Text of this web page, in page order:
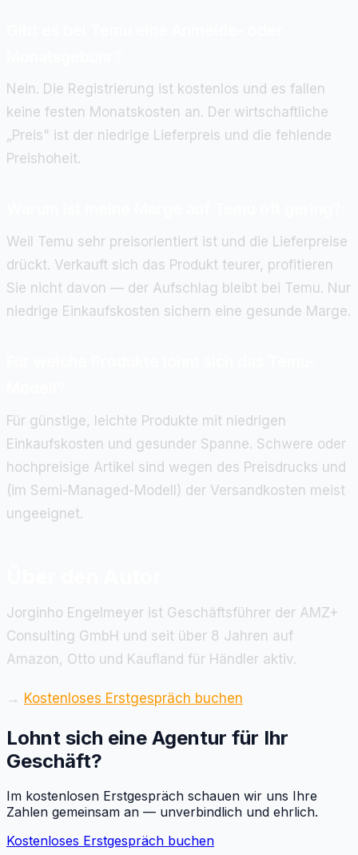
Nein. Die Registrierung ist kostenlos und es fallen
keine festen Monatskosten an. Der wirtschaftliche
„Preis" ist der niedrige Lieferpreis und die fehlende
Preishoheit.
Weil Temu sehr preisorientiert ist und die Lieferpreise
drückt. Verkauft sich das Produkt teurer, profitieren
Sie nicht davon — der Aufschlag bleibt bei Temu. Nur
niedrige Einkaufskosten sichern eine gesunde Marge.
Für günstige, leichte Produkte mit niedrigen
Einkaufskosten und gesunder Spanne. Schwere oder
hochpreisige Artikel sind wegen des Preisdrucks und
(im Semi-Managed-Modell) der Versandkosten meist
ungeeignet.
Jorginho Engelmeyer ist Geschäftsführer der AMZ+
Consulting GmbH und seit über 8 Jahren auf
Amazon, Otto und Kaufland für Händler aktiv.
→ Kostenloses Erstgespräch buchen
Lohnt sich eine Agentur für Ihr
Geschäft?
Im kostenlosen Erstgespräch schauen wir uns Ihre
Zahlen gemeinsam an — unverbindlich und ehrlich.
Kostenloses Erstgespräch buchen